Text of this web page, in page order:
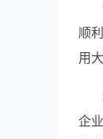
顺
用
企